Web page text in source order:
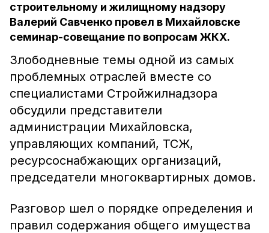
строительному и жилищному надзору
Валерий Савченко провел в Михайловске
семинар-совещание по вопросам ЖКХ.
Злободневные темы одной из самых
проблемных отраслей вместе со
специалистами Стройжилнадзора
обсудили представители
администрации Михайловска,
управляющих компаний, ТСЖ,
ресурсоснабжающих организаций,
председатели многоквартирных домов.
Разговор шел о порядке определения и
правил содержания общего имущества